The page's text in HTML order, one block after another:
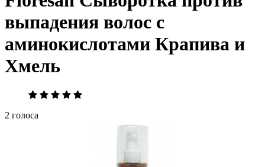
выпадения волос с
аминокислотами Крапива и
Хмель
2 голоса